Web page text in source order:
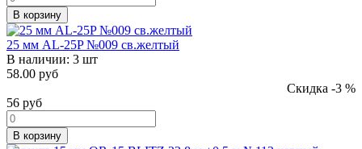
В корзину
25 мм AL-25P №009 св.желтый
В наличии: 3 шт
58.00 руб
Скидка -3 %
56 руб
В корзину